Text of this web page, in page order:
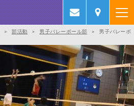
> 部活動 > 男子バレーボール部 >
男子バレーボ